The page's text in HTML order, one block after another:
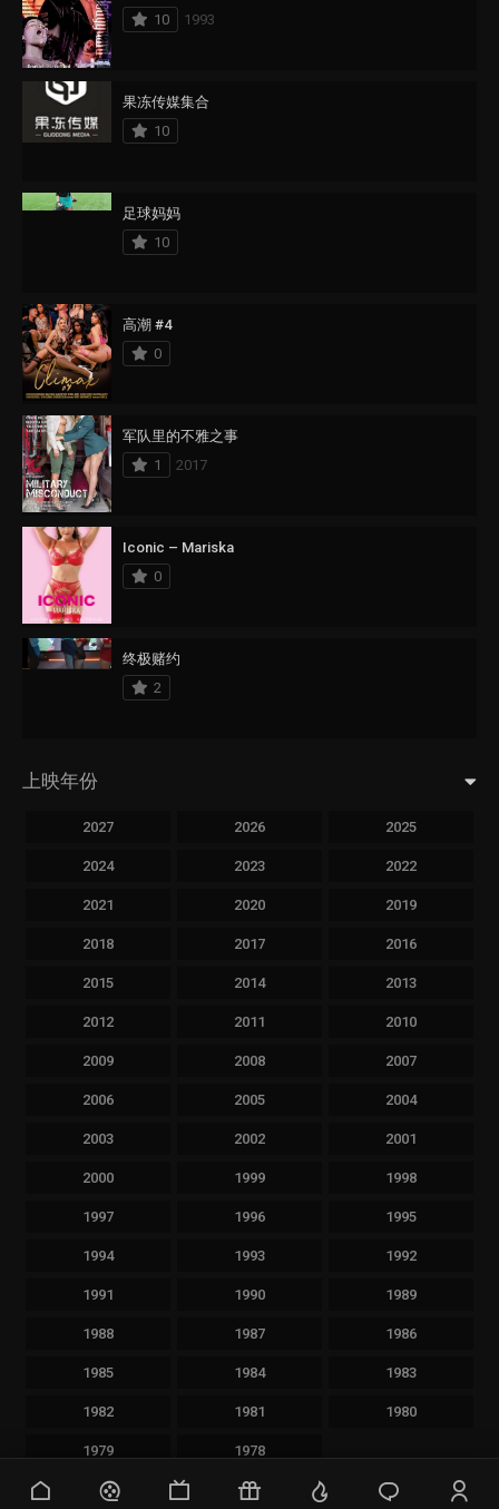
10
1993
果冻传媒集合
10
足球妈妈
10
高潮 #4
0
军队里的不雅之事
1
2017
Iconic – Mariska
0
终极赌约
2
上映年份
2027 2026 2025
2024 2023 2022
2021 2020 2019
2018 2017 2016
2015 2014 2013
2012 2011 2010
2009 2008 2007
2006 2005 2004
2003 2002 2001
2000 1999 1998
1997 1996 1995
1994 1993 1992
1991 1990 1989
1988 1987 1986
1985 1984 1983
1982 1981 1980
1979 1978